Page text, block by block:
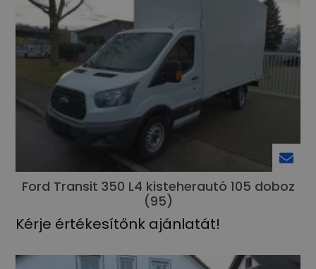
Ford Transit 350 L4 kisteherautó 105 doboz
(95)
Kérje értékesítőnk ajánlatát!